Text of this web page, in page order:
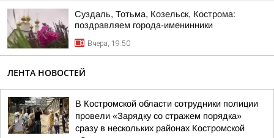
Суздаль, Тотьма, Козельск, Кострома:
поздравляем города-именинники
Вчера, 19:50
ЛЕНТА НОВОСТЕЙ
В Костромской области сотрудники полиции
провели «Зарядку со стражем порядка»
сразу в нескольких районах Костромской